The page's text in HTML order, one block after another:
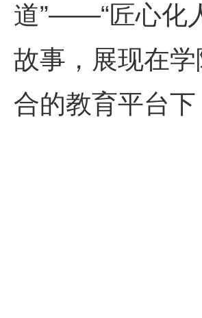
道”——“匠心化
故事，展现在
合的教育平台